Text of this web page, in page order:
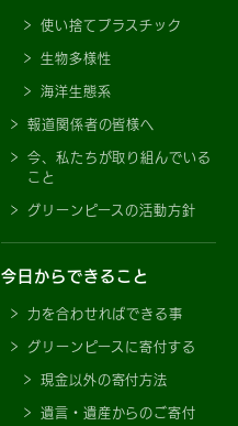
使い捨てプラスチック
生物多様性
海洋生態系
報道関係者の皆様へ
今、私たちが取り組んでいる
こと
グリーンピースの活動方針
今日からできること
力を合わせればできる事
グリーンピースに寄付する
現金以外の寄付方法
遺言・遺産からのご寄付